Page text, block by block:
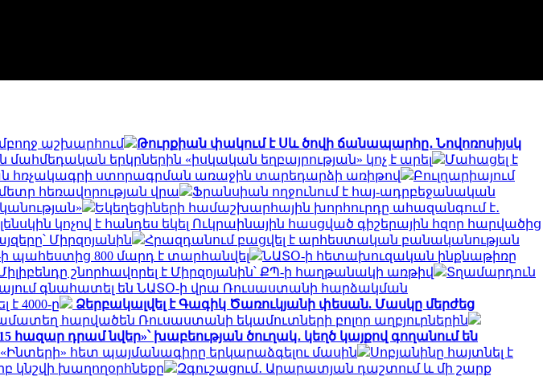
աշխարհում
Թուրքիան փակում է Սև ծովի ճանապարհը․ Նովոռոսիյսկ
երկրներին «իսկական եղբայրության» կոչ է արել
Մահացել է
հռչակագրի ստորագրման առաջին տարեդարձի առիթով
Բուլղարիայում
հեռավորության վրա
Ֆրանսիան ողջունում է հայ-ադրբեջանական
Եկեղեցիների համաշխարհային խորհուրդը ահազանգում է․
կոչով է հանդես եկել Ուկրաինային հասցված գիշերային հզոր հարվածից
Միրզոյանին
Հրազդանում բացվել է արհեստական բանականության
պահեստից 800 մարդ է տարհանվել
ՆԱՏՕ-ի հետախուզական ինքնաթիռը
շնորհավորել է Միրզոյանին՝ ՔՊ-ի հաղթանակի առթիվ
Տղամարդուն
գնահատել են ՆԱՏՕ-ի վրա Ռուսաստանի հարձակման
4000-ը
Ձերբակալվել է Գագիկ Ծառուկյանի փեսան. Մասկը մերժեց
հարվածեն Ռուսաստանի եկամուտների բոլոր աղբյուրներին
հազար դրամ նվեր»՝ խաբեության ծուղակ․ կեղծ կայքով գողանում են
հետ պայմանագիրը երկարաձգելու մասին
Սոբյանինը հայտնել է
կնշվի խաղողօրհնեքը
Զգուշացում․ Արարատյան դաշտում և մի շարք